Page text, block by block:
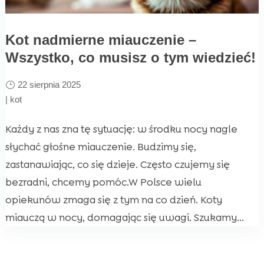
Kot nadmierne miauczenie –
Wszystko, co musisz o tym wiedzieć!
22 sierpnia 2025
| kot
Każdy z nas zna tę sytuację: w środku nocy nagle
słychać głośne miauczenie. Budzimy się,
zastanawiając, co się dzieje. Często czujemy się
bezradni, chcemy pomóc.W Polsce wielu
opiekunów zmaga się z tym na co dzień. Koty
miauczą w nocy, domagając się uwagi. Szukamy...